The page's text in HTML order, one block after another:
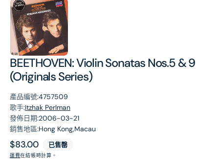
BEETHOVEN: Violin Sonatas Nos.5 & 9
(Originals Series)
產品編號:4757509
歌手:Itzhak Perlman
發佈日期:2006-03-21
銷售地區:Hong Kong,Macau
原
價
$83.00 已售罄
運費在結帳時計算。